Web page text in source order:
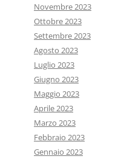
Novembre 2023
Ottobre 2023
Settembre 2023
Agosto 2023
Luglio 2023
Giugno 2023
Maggio 2023
Aprile 2023
Marzo 2023
Febbraio 2023
Gennaio 2023